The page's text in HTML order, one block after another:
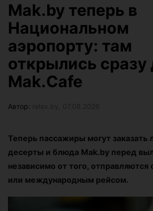
Mak.by теперь в
Национальном
аэропорту: там
открылись сразу
Mak.Cafe
Автор:
Теперь пассажиры могут
десерты и блюда Mak.by перед
независимо от того, отправляются
или международным рейсом.